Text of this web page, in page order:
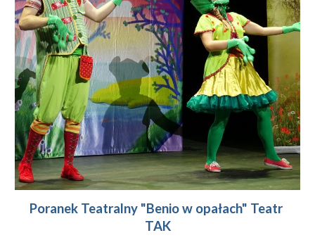
Poranek Teatralny "Benio w opałach" Teatr
TAK